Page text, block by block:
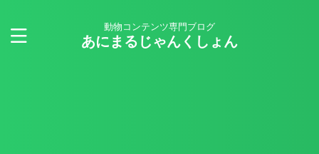
動物コンテンツ専門ブログ
あにまるじゃんくしょん